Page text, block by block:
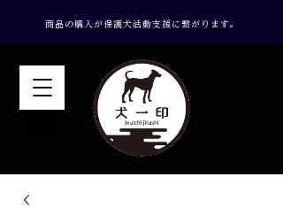
​商品の購入が保護犬活動支援に繋がります。